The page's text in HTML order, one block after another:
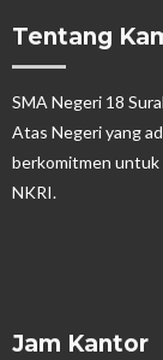
Tentang
SMA Negeri 18
Atas Negeri yang
berkomitmen untuk
NKRI.
Jam Kantor